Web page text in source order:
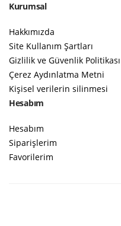
Kurumsal
Hakkımızda
Site Kullanım Şartları
Gizlilik ve Güvenlik Politikası
Çerez Aydınlatma Metni
Kişisel verilerin silinmesi
Hesabım
Hesabım
Siparişlerim
Favorilerim